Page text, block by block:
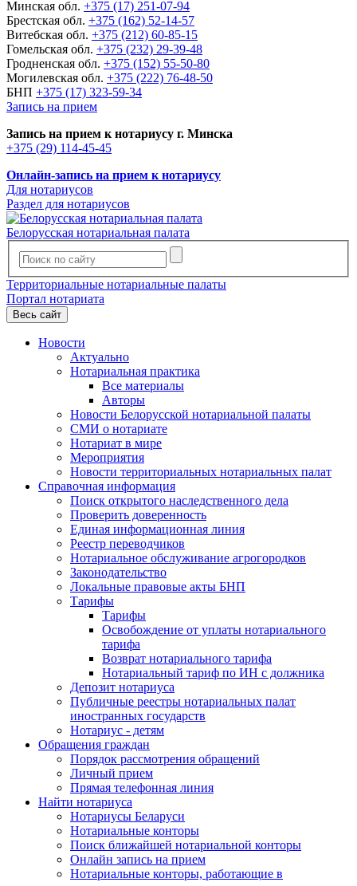
Минская обл. +375 (17) 251-07-94
Брестская обл. +375 (162) 52-14-57
Витебская обл. +375 (212) 60-85-15
Гомельская обл. +375 (232) 29-39-48
Гродненская обл. +375 (152) 55-50-80
Могилевская обл. +375 (222) 76-48-50
БНП +375 (17) 323-59-34
Запись на прием
Запись на прием к нотариусу г. Минска
+375 (29) 114-45-45
Онлайн-запись на прием к нотариусу
Для нотариусов
Раздел для нотариусов
Белорусская нотариальная палата
Территориальные нотариальные палаты
Портал нотариата
Весь сайт
Новости
Актуально
Нотариальная практика
Все материалы
Авторы
Новости Белорусской нотариальной палаты
СМИ о нотариате
Нотариат в мире
Мероприятия
Новости территориальных нотариальных палат
Справочная информация
Поиск открытого наследственного дела
Проверить доверенность
Единая информационная линия
Реестр переводчиков
Нотариальное обслуживание агрогородков
Законодательство
Локальные правовые акты БНП
Тарифы
Тарифы
Освобождение от уплаты нотариального
тарифа
Возврат нотариального тарифа
Нотариальный тариф по ИН с должника
Депозит нотариуса
Публичные реестры нотариальных палат
иностранных государств
Нотариус - детям
Обращения граждан
Порядок рассмотрения обращений
Личный прием
Прямая телефонная линия
Найти нотариуса
Нотариусы Беларуси
Нотариальные конторы
Поиск ближайшей нотариальной конторы
Онлайн запись на прием
Нотариальные конторы, работающие в